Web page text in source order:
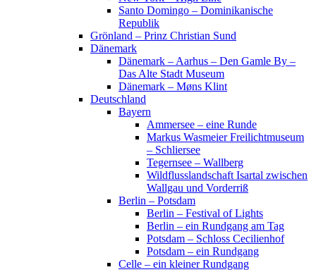
Santo Domingo – Dominikanische
Republik
Grönland – Prinz Christian Sund
Dänemark
Dänemark – Aarhus – Den Gamle By –
Das Alte Stadt Museum
Dänemark – Møns Klint
Deutschland
Bayern
Ammersee – eine Runde
Markus Wasmeier Freilichtmuseum
– Schliersee
Tegernsee – Wallberg
Wildflusslandschaft Isartal zwischen
Wallgau und Vorderriß
Berlin – Potsdam
Berlin – Festival of Lights
Berlin – ein Rundgang am Tag
Potsdam – Schloss Cecilienhof
Potsdam – ein Rundgang
Celle – ein kleiner Rundgang